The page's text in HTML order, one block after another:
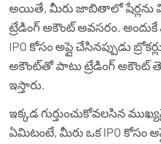
అయితే, మీరు జాబితాలో షేర్లను
ట్రేడింగ్ అకౌంట్ అవసరం.
IPO కోసం అప్లై చేసినప్పుడు
అకౌంట్‌తో పాటు ట్రేడింగ్
ఇస్తారు.
ఇక్కడ గుర్తుంచుకోవలసిన
ఏమిటంటే, మీరు ఒక IPO కోసం